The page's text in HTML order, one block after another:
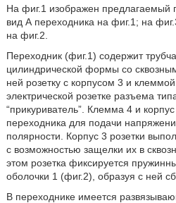
На фиг.1 изображен предлагаемый
вид А переходника на фиг.1; на
на фиг.2.
Переходник (фиг.1) содержит
цилиндрической формы со
ней розетку с корпусом 3 и
электрической розетке разъема
“прикуриватель”. Клемма 4 и
переходника для подачи
полярности. Корпус 3 розетки
с возможностью защелки их в
этом розетка фиксируется
оболочки 1 (фиг.2), образуя с ней
В переходнике имеется